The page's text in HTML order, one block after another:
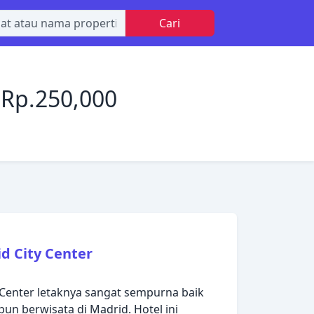
Cari
City Center
letaknya sangat sempurna baik
berwisata di Madrid. Hotel ini